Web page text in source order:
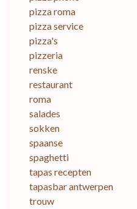
pizza roma
pizza service
pizza's
pizzeria
renske
restaurant
roma
salades
sokken
spaanse
spaghetti
tapas recepten
tapasbar antwerpen
trouw